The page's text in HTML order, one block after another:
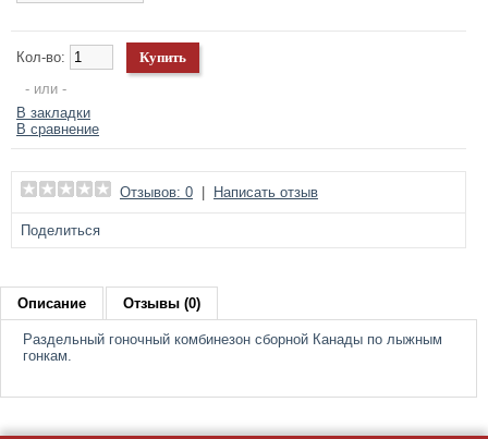
Кол-во:
- или -
В закладки
В сравнение
Отзывов: 0 Написать отзыв
Поделиться
Описание Отзывы (0)
Раздельный гоночный комбинезон сборной Канады по лыжным
гонкам.